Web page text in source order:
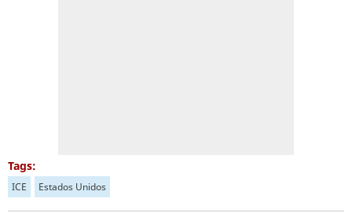
Tags:
ICE Estados Unidos